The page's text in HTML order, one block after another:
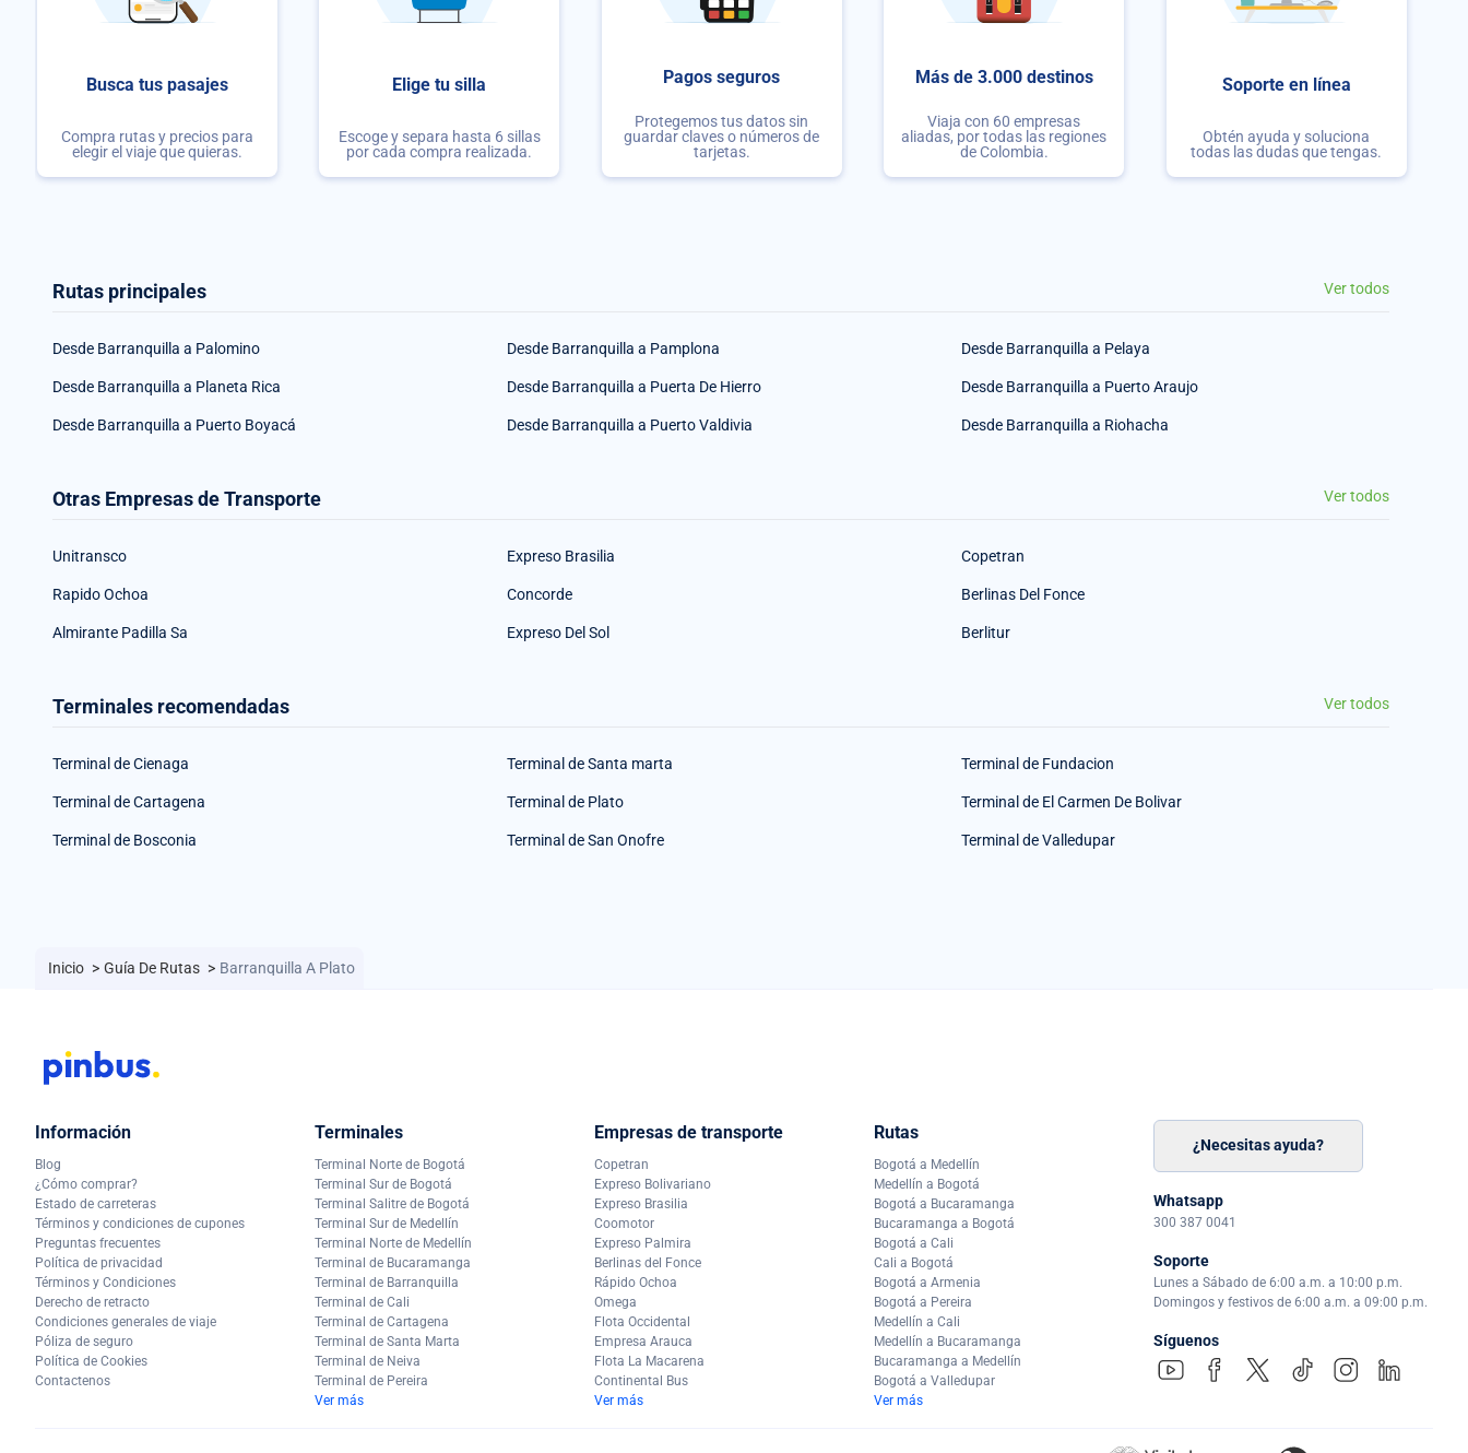
Busca tus pasajes
Compra rutas y precios para
elegir el viaje que quieras.
Elige tu silla
Escoge y separa hasta 6 sillas
por cada compra realizada.
Pagos seguros
Protegemos tus datos sin
guardar claves o números de
tarjetas.
Más de 3.000 destinos
Viaja con 60 empresas
aliadas, por todas las regiones
de Colombia.
Soporte en línea
Obtén ayuda y soluciona
todas las dudas que tengas.
Rutas principales Ver todos
Desde Barranquilla a Palomino Desde Barranquilla a Pamplona Desde Barranquilla a Pelaya
Desde Barranquilla a Planeta Rica Desde Barranquilla a Puerta De Hierro Desde Barranquilla a Puerto Araujo
Desde Barranquilla a Puerto Boyacá Desde Barranquilla a Puerto Valdivia Desde Barranquilla a Riohacha
Otras Empresas de Transporte Ver todos
Unitransco Expreso Brasilia Copetran
Rapido Ochoa Concorde Berlinas Del Fonce
Almirante Padilla Sa Expreso Del Sol Berlitur
Terminales recomendadas Ver todos
Terminal de Cienaga Terminal de Santa marta Terminal de Fundacion
Terminal de Cartagena Terminal de Plato Terminal de El Carmen De Bolivar
Terminal de Bosconia Terminal de San Onofre Terminal de Valledupar
Inicio > Guía De Rutas > Barranquilla A Plato
Información
Blog
¿Cómo comprar?
Estado de carreteras
Términos y condiciones de cupones
Preguntas frecuentes
Política de privacidad
Términos y Condiciones
Derecho de retracto
Condiciones generales de viaje
Póliza de seguro
Política de Cookies
Contactenos
Terminales
Terminal Norte de Bogotá
Terminal Sur de Bogotá
Terminal Salitre de Bogotá
Terminal Sur de Medellín
Terminal Norte de Medellín
Terminal de Bucaramanga
Terminal de Barranquilla
Terminal de Cali
Terminal de Cartagena
Terminal de Santa Marta
Terminal de Neiva
Terminal de Pereira
Ver más
Empresas de transporte
Copetran
Expreso Bolivariano
Expreso Brasilia
Coomotor
Expreso Palmira
Berlinas del Fonce
Rápido Ochoa
Omega
Flota Occidental
Empresa Arauca
Flota La Macarena
Continental Bus
Ver más
Rutas
Bogotá a Medellín
Medellín a Bogotá
Bogotá a Bucaramanga
Bucaramanga a Bogotá
Bogotá a Cali
Cali a Bogotá
Bogotá a Armenia
Bogotá a Pereira
Medellín a Cali
Medellín a Bucaramanga
Bucaramanga a Medellín
Bogotá a Valledupar
Ver más
¿Necesitas ayuda?
Whatsapp
300 387 0041
Soporte
Lunes a Sábado de 6:00 a.m. a 10:00 p.m.
Domingos y festivos de 6:00 a.m. a 09:00 p.m.
Síguenos